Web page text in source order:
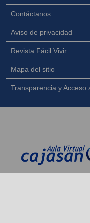
Contáctanos
Aviso de privacidad
Revista Fácil Vivir
Mapa del sitio
Transparencia y Acceso